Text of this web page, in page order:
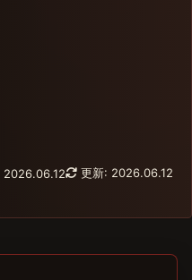
2026.06.12 更新: 2026.06.12